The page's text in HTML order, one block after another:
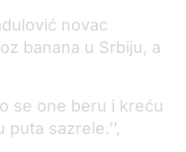
novac
banana u Srbiju, a
se one beru i kreću
sazrele.’’,